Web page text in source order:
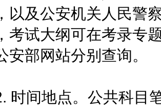
以及公安机关人民警
考试大纲可在考录专
安部网站分别查询。
间地点。公共科目